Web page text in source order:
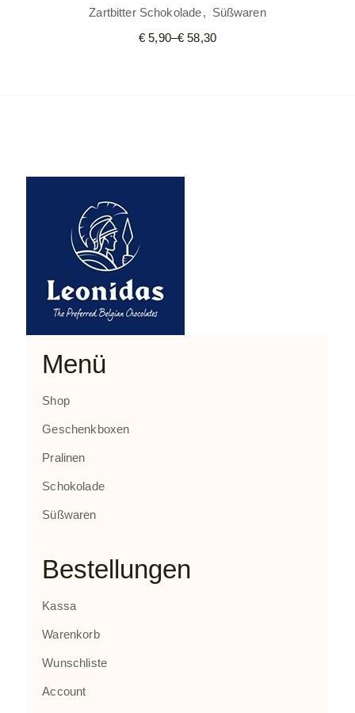
Zartbitter Schokolade
Süßwaren
€ 5,90–€ 58,30
Preisspanne:
Menü
Shop
Geschenkboxen
Pralinen
Schokolade
Süßwaren
Bestellungen
Kassa
Warenkorb
Wunschliste
Account